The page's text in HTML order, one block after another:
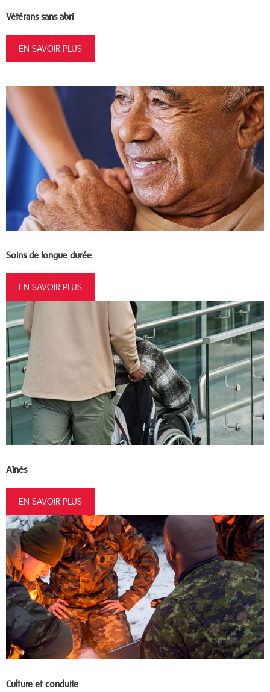
Vétérans sans abri
EN SAVOIR PLUS
Soins de longue durée
EN SAVOIR PLUS
Aînés
EN SAVOIR PLUS
Culture et conduite